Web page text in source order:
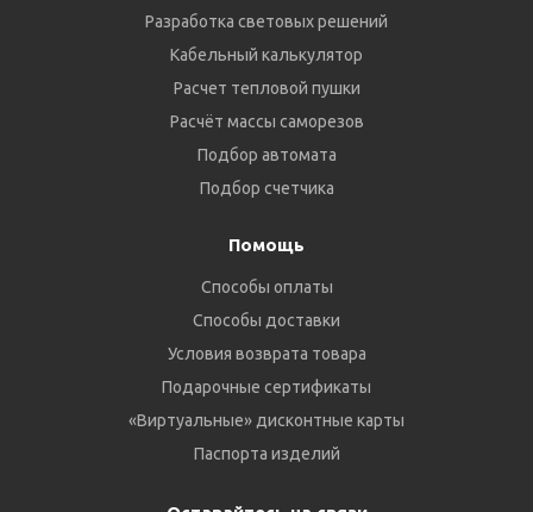
Разработка световых решений
Кабельный калькулятор
Расчет тепловой пушки
Расчёт массы саморезов
Подбор автомата
Подбор счетчика
Помощь
Способы оплаты
Способы доставки
Условия возврата товара
Подарочные сертификаты
«Виртуальные» дисконтные карты
Паспорта изделий